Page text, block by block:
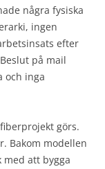
några fysiska
ingen
efter
på mail
och inga
görs.
Bakom modellen
att bygga